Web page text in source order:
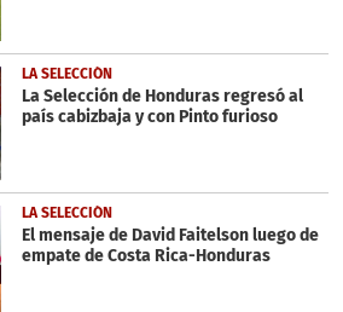
LA SELECCIÓN
La Selección de Honduras regresó al
país cabizbaja y con Pinto furioso
LA SELECCIÓN
El mensaje de David Faitelson luego de
empate de Costa Rica-Honduras